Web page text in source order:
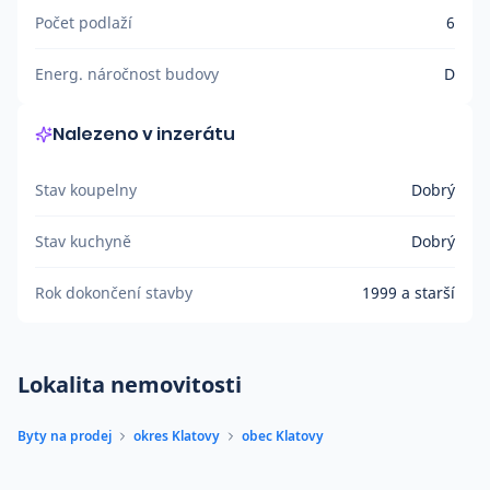
Počet podlaží 6
Energ. náročnost budovy D
Nalezeno v inzerátu
Stav koupelny Dobrý
Stav kuchyně Dobrý
Rok dokončení stavby 1999 a starší
Lokalita nemovitosti
Byty na prodej okres Klatovy obec Klatovy